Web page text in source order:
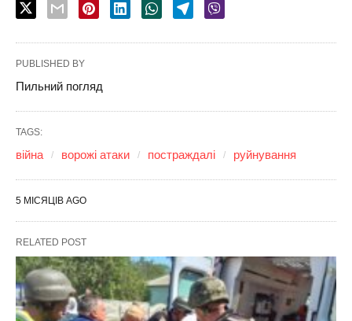
PUBLISHED BY
Пильний погляд
TAGS:
війна ворожі атаки постраждалі руйнування
5 МІСЯЦІВ AGO
RELATED POST